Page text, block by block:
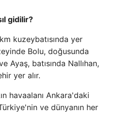
gidilir?
kuzeybatısında yer
Bolu, doğusunda
Ayaş, batısında Nallıhan,
yer alır.
havaalanı Ankara'daki
ve dünyanın her